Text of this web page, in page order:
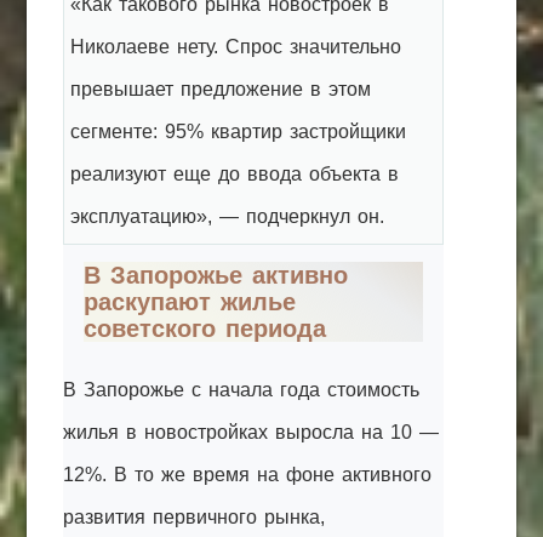
«Как такового рынка новостроек в
Николаеве нету. Спрос значительно
превышает предложение в этом
сегменте: 95% квартир застройщики
реализуют еще до ввода объекта в
эксплуатацию», — подчеркнул он.
В Запорожье активно
раскупают жилье
советского периода
В Запорожье с начала года стоимость
жилья в новостройках выросла на 10 —
12%. В то же время на фоне активного
развития первичного рынка,